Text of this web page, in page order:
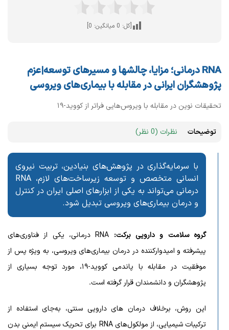
[کل: 0 میانگین: 0
]
RNA درمانی؛ مزایا، چالشها و مسیرهای توسعه|عزم
پژوهشگران ایرانی در مقابله با بیماری‌های ویروسی
تحقیقات نوین در مقابله با ویروس‌هایی فراتر از کووید-۱۹
توضیحات نظرات (0 نظر)
با سرمایه‌گذاری در پژوهش‌های بنیادین، تربیت نیروی
انسانی متخصص و توسعه زیرساخت‌های لازم، RNA
درمانی می‌تواند به یکی از ابزارهای اصلی ایران در کنترل
و درمان بیماری‌های ویروسی تبدیل شود.
گروه سلامت و دارویی برکت:
RNA درمانی، یکی از فناوری‌های
پیشرفته و امیدوارکننده در درمان بیماری‌های ویروسی، به ویژه پس از
موفقیت در مقابله با پاندمی کووید-۱۹، مورد توجه بسیاری از
پژوهشگران و دانشمندان قرار گرفته است.
این روش، برخلاف درمان‌ های دارویی سنتی، به‌جای استفاده از
ترکیبات شیمیایی، از مولکول‌های RNA برای تحریک سیستم ایمنی بدن